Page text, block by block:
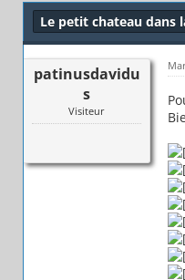
Le petit chateau dans
patinusdavidu
s
Visiteur